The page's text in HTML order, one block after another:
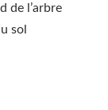
de l’arbre
sol